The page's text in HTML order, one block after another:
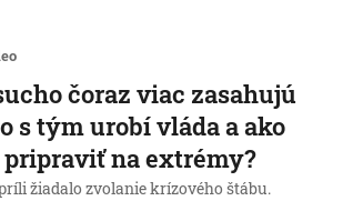
čoraz viac zasahujú
s tým urobí vláda a ako
na extrémy?
žiadalo zvolanie krízového štábu.